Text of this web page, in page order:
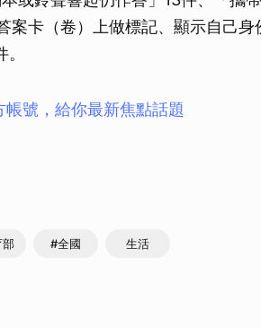
案卡（卷）上做標記、顯示自己身
號，給你最新焦點話題
部 #全國 生活